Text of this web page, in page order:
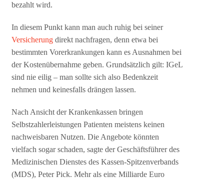
bezahlt wird.
In diesem Punkt kann man auch ruhig bei seiner
Versicherung direkt nachfragen, denn etwa bei
bestimmten Vorerkrankungen kann es Ausnahmen bei
der Kostenübernahme geben. Grundsätzlich gilt: IGeL
sind nie eilig – man sollte sich also Bedenkzeit
nehmen und keinesfalls drängen lassen.
Nach Ansicht der Krankenkassen bringen
Selbstzahlerleistungen Patienten meistens keinen
nachweisbaren Nutzen. Die Angebote könnten
vielfach sogar schaden, sagte der Geschäftsführer des
Medizinischen Dienstes des Kassen-Spitzenverbands
(MDS), Peter Pick. Mehr als eine Milliarde Euro